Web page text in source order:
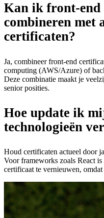
Kan ik front-end
combineren met
certificaten?
Ja, combineer front-end
computing (AWS/Azure) of
Deze combinatie maakt je
senior posities.
Hoe update ik
technologieën
Houd certificaten actueel door
Voor frameworks zoals React
certificaat te vernieuwen,